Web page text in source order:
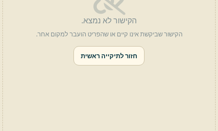
הקישור לא נמצא.
הקישור שביקשת אינו קיים או שהפריט הועבר למקום אחר.
חזור לתיקייה ראשית